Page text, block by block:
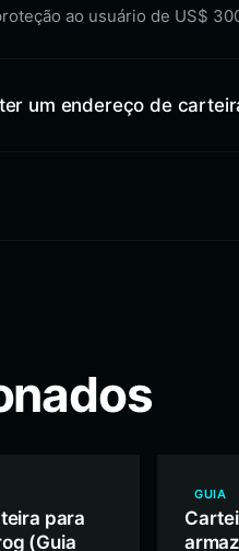
ao usuário de US$
um endereço de
para
(Guia
GUIA